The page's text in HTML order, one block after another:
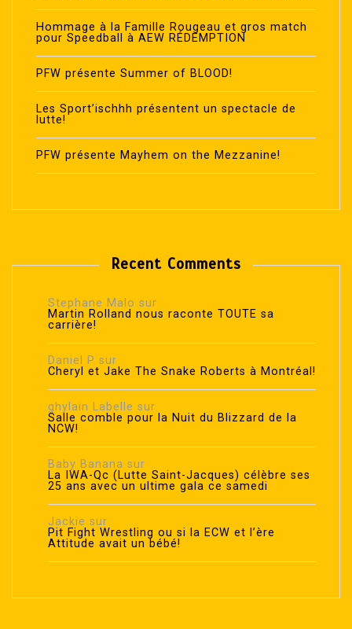
Hommage à la Famille Rougeau et gros match
pour Speedball à AEW RÉDEMPTION
PFW présente Summer of BLOOD!
Les Sport’ischhh présentent un spectacle de
lutte!
PFW présente Mayhem on the Mezzanine!
Recent Comments
Stephane Malo sur
Martin Rolland nous raconte TOUTE sa
carrière!
Daniel P sur
Cheryl et Jake The Snake Roberts à Montréal!
ghylain Labelle sur
Salle comble pour la Nuit du Blizzard de la
NCW!
Baby Banana sur
La IWA-Qc (Lutte Saint-Jacques) célèbre ses
25 ans avec un ultime gala ce samedi
Jackie sur
Pit Fight Wrestling ou si la ECW et l’ère
Attitude avait un bébé!